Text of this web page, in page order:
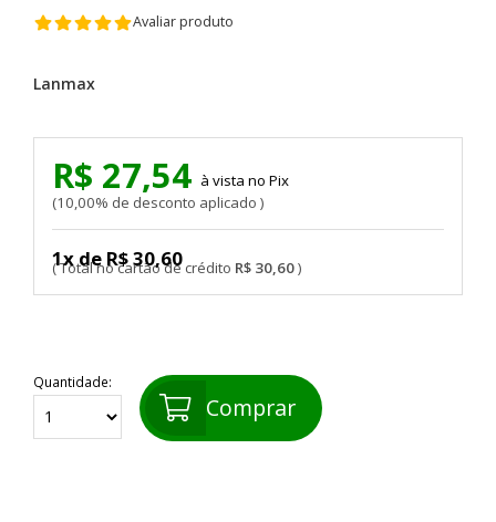
Avaliar produto
Lanmax
R$ 30,60
1x de R$ 30,60
R$ 27,54
10,00% de desconto aplicado
Pix
Quantidade:
Comprar